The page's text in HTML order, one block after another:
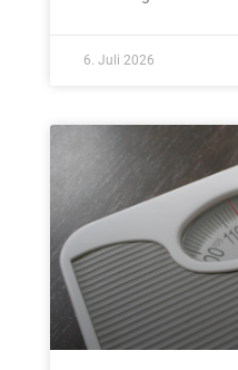
6. Juli 2026